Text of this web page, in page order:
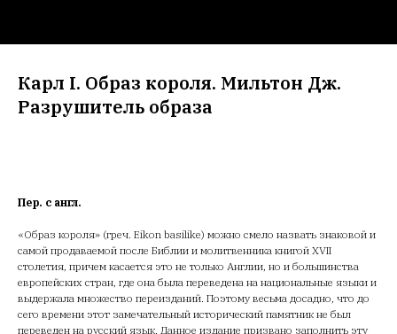
Карл I. Образ короля. Мильтон Дж.
Разрушитель образа
Пер. с англ.
«Образ короля» (греч. Eikon basilike) можно смело назвать знаковой и
самой продаваемой после Библии и молитвенника книгой XVII
столетия, причем касается это не только Англии, но и большинства
европейских стран, где она была переведена на национальные языки и
выдержала множество переизданий. Поэтому весьма досадно, что до
сего времени этот замечательный исторический памятник не был
переведен на русский язык. Данное издание призвано заполнить эту